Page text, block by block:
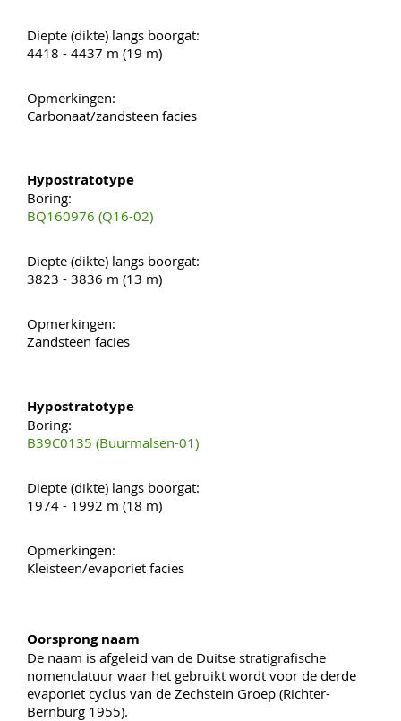
Diepte (dikte) langs boorgat:
4418 - 4437 m (19 m)
Opmerkingen:
Carbonaat/zandsteen facies
Hypostratotype
Boring:
BQ160976 (Q16-02)
Diepte (dikte) langs boorgat:
3823 - 3836 m (13 m)
Opmerkingen:
Zandsteen facies
Hypostratotype
Boring:
B39C0135 (Buurmalsen-01)
Diepte (dikte) langs boorgat:
1974 - 1992 m (18 m)
Opmerkingen:
Kleisteen/evaporiet facies
Oorsprong naam
De naam is afgeleid van de Duitse stratigrafische
nomenclatuur waar het gebruikt wordt voor de derde
evaporiet cyclus van de Zechstein Groep (Richter-
Bernburg 1955).